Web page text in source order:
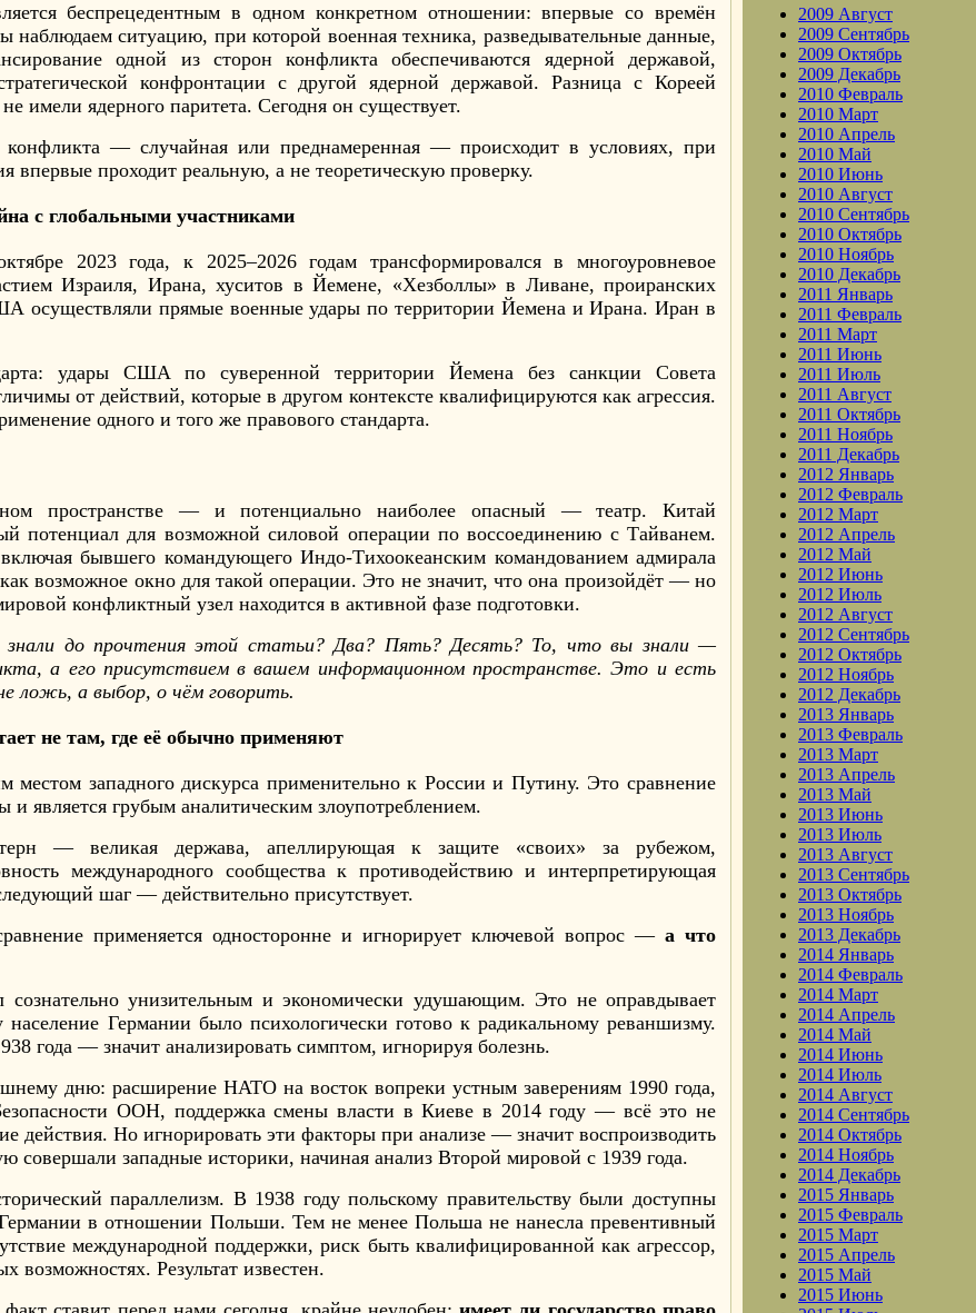
беспрецедентным в одном конкретном отношении: впервые со времён
наблюдаем ситуацию, при которой военная техника, разведывательные данные,
одной из сторон конфликта обеспечиваются ядерной державой,
конфронтации с другой ядерной державой. Разница с Кореей
ядерного паритета. Сегодня он существует.
конфликта — случайная или преднамеренная — происходит в условиях, при
впервые проходит реальную, а не теоретическую проверку.
с глобальными участниками
2023 года, к 2025–2026 годам трансформировался в многоуровневое
Израиля, Ирана, хуситов в Йемене, «Хезболлы» в Ливане, проиранских
осуществляли прямые военные удары по территории Йемена и Ирана. Иран в
удары США по суверенной территории Йемена без санкции Совета
от действий, которые в другом контексте квалифицируются как агрессия.
одного и того же правового стандарта.
пространстве — и потенциально наиболее опасный — театр. Китай
потенциал для возможной силовой операции по воссоединению с Тайванем.
бывшего командующего Индо-Тихоокеанским командованием адмирала
возможное окно для такой операции. Это не значит, что она произойдёт — но
конфликтный узел находится в активной фазе подготовки.
знали до прочтения этой статьи? Два? Пять? Десять? То, что вы знали —
а его присутствием в вашем информационном пространстве. Это и есть
ложь, а выбор, о чём говорить.
не там, где её обычно применяют
местом западного дискурса применительно к России и Путину. Это сравнение
и является грубым аналитическим злоупотреблением.
— великая держава, апеллирующая к защите «своих» за рубежом,
международного сообщества к противодействию и интерпретирующая
шаг — действительно присутствует.
применяется односторонне и игнорирует ключевой вопрос — а что
сознательно унизительным и экономически удушающим. Это не оправдывает
Германии было психологически готово к радикальному реваншизму.
года — значит анализировать симптом, игнорируя болезнь.
дню: расширение НАТО на восток вопреки устным заверениям 1990 года,
ООН, поддержка смены власти в Киеве в 2014 году — всё это не
действия. Но игнорировать эти факторы при анализе — значит воспроизводить
совершали западные историки, начиная анализ Второй мировой с 1939 года.
параллелизм. В 1938 году польскому правительству были доступны
в отношении Польши. Тем не менее Польша не нанесла превентивный
международной поддержки, риск быть квалифицированной как агрессор,
возможностях. Результат известен.
2009 Август
2009 Сентябрь
2009 Октябрь
2009 Декабрь
2010 Февраль
2010 Март
2010 Апрель
2010 Май
2010 Июнь
2010 Август
2010 Сентябрь
2010 Октябрь
2010 Ноябрь
2010 Декабрь
2011 Январь
2011 Февраль
2011 Март
2011 Июнь
2011 Июль
2011 Август
2011 Октябрь
2011 Ноябрь
2011 Декабрь
2012 Январь
2012 Февраль
2012 Март
2012 Апрель
2012 Май
2012 Июнь
2012 Июль
2012 Август
2012 Сентябрь
2012 Октябрь
2012 Ноябрь
2012 Декабрь
2013 Январь
2013 Февраль
2013 Март
2013 Апрель
2013 Май
2013 Июнь
2013 Июль
2013 Август
2013 Сентябрь
2013 Октябрь
2013 Ноябрь
2013 Декабрь
2014 Январь
2014 Февраль
2014 Март
2014 Апрель
2014 Май
2014 Июнь
2014 Июль
2014 Август
2014 Сентябрь
2014 Октябрь
2014 Ноябрь
2014 Декабрь
2015 Январь
2015 Февраль
2015 Март
2015 Апрель
2015 Май
2015 Июнь